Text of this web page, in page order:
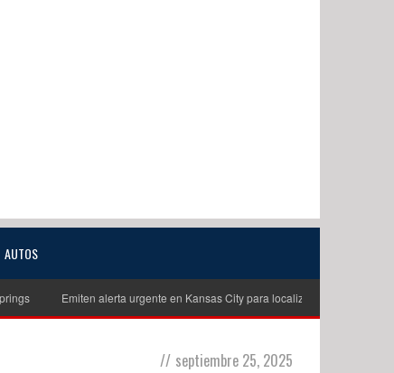
AUTOS
Emiten alerta urgente en Kansas City para localizar a niño de 11 años
// septiembre 25, 2025